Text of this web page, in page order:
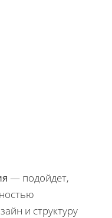
— подойдет,
и структуру